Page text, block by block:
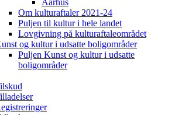
Aarhus
Om kulturaftaler 2021-24
Puljen til kultur i hele landet
Lovgivning på kulturaftaleområdet
og kultur i udsatte boligområder
Puljen Kunst og kultur i udsatte
boligområder